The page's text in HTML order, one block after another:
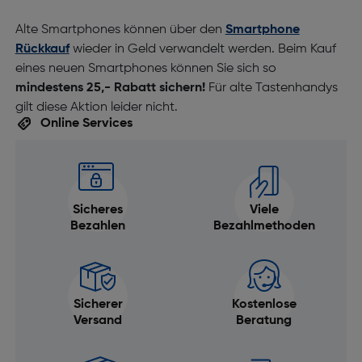
Alte Smartphones können über den Smartphone
Rückkaufwieder in Geld verwandelt werden. Beim Kauf
eines neuen Smartphones können Sie sich so
mindestens 25,- Rabatt sichern! Für alte Tastenhandys
gilt diese Aktion leider nicht.
Online Services
Sicheres
Bezahlen
Viele
Bezahlmethoden
Sicherer
Versand
Kostenlose
Beratung